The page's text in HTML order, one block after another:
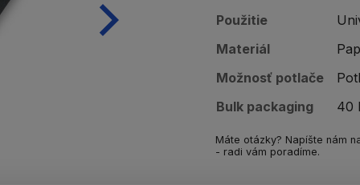
Použitie
Materiál
Možnosť potlače
Bulk packaging
40
Máte otázky? Napíšte nám
- radi vám poradíme.